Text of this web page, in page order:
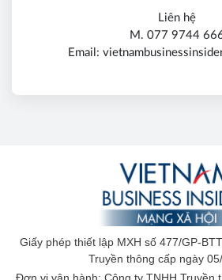
Liên hệ
M. 077 9744
Email:
Giấy phép thiết lập MXH số 477/GP-
Truyền thông cấp ngày